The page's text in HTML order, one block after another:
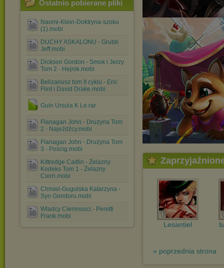
Ostatnio pobierane pliki
Naomi-Klein-Doktryna-szoku
(1).mobi
DUCHY ASKALONU - Grubb
Jeff.mobi
Dickson Gordon - Smok i Jerzy
Tom 2 - Hejnik.mobi
Belizariusz tom II cyklu - Eric
Flint i David Drake.mobi
Guin Ursula K Le.rar
Flanagan John - Drużyna Tom
2 - Najeźdźcy.mobi
Flanagan John - Drużyna Tom
3 - Pościg.mobi
Kittredge Caitlin - Żelazny
Kodeks Tom 1 - Żelazny
Cierń.mobi
Chmiel-Gugulska Katarzyna -
Syn Gondoru.mobi
Wladcy Ciemnosci - Peretti
Frank.mobi
Lesantiel
« poprzednia strona